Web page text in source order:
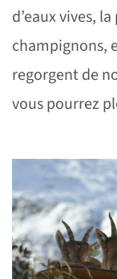
d’eaux vives,
champignons,
regorgent de
vous pourrez